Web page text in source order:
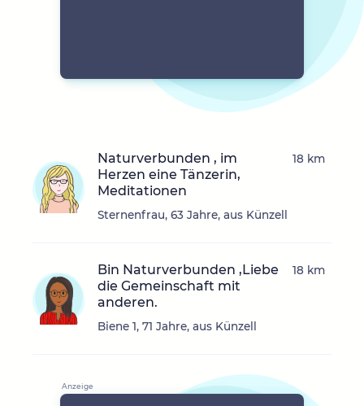
Naturverbunden , im
Herzen eine Tänzerin,
Meditationen
Sternenfrau, 63 Jahre, aus Künzell
18 km
Bin Naturverbunden ,Liebe
die Gemeinschaft mit
anderen.
Biene 1, 71 Jahre, aus Künzell
18 km